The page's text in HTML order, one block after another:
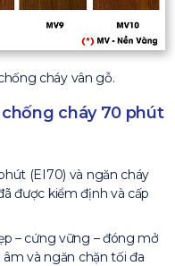
cháy vân gỗ.
cháy 70 phút
(EI70) và ngăn cháy
được kiểm định và cấp
– cứng vững – đóng mở
âm và ngăn chặn tối đa